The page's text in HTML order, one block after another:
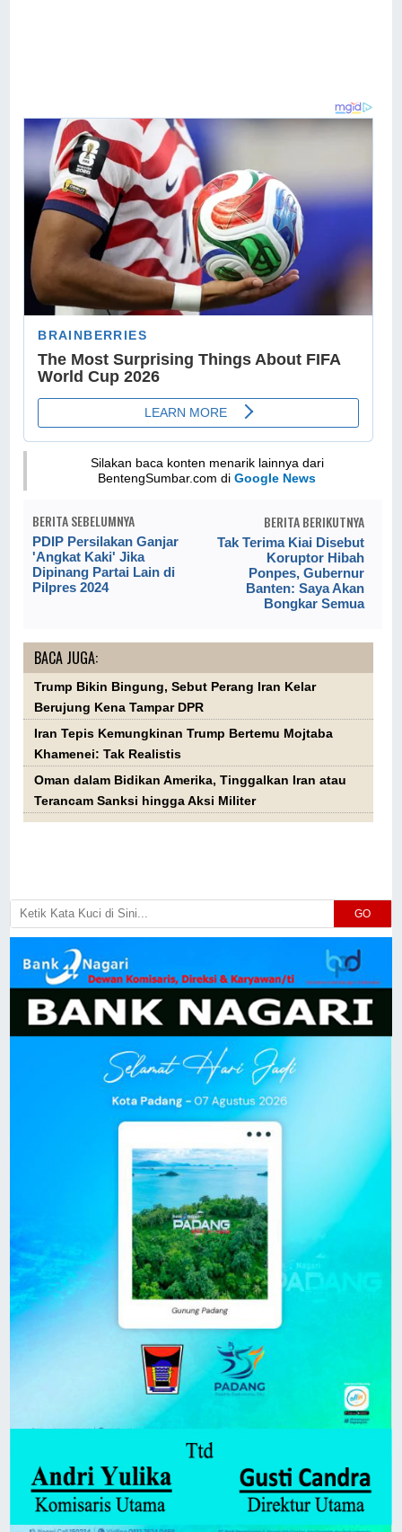
Silakan baca konten menarik lainnya dari
BentengSumbar.com diGoogle News
BERITA SEBELUMNYA
PDIP Persilakan Ganjar
'Angkat Kaki' Jika
Dipinang Partai Lain di
Pilpres 2024
BERITA BERIKUTNYA
Tak Terima Kiai Disebut
Koruptor Hibah
Ponpes, Gubernur
Banten: Saya Akan
Bongkar Semua
BACA JUGA:
Trump Bikin Bingung, Sebut Perang Iran Kelar
Berujung Kena Tampar DPR
Iran Tepis Kemungkinan Trump Bertemu Mojtaba
Khamenei: Tak Realistis
Oman dalam Bidikan Amerika, Tinggalkan Iran atau
Terancam Sanksi hingga Aksi Militer
GO